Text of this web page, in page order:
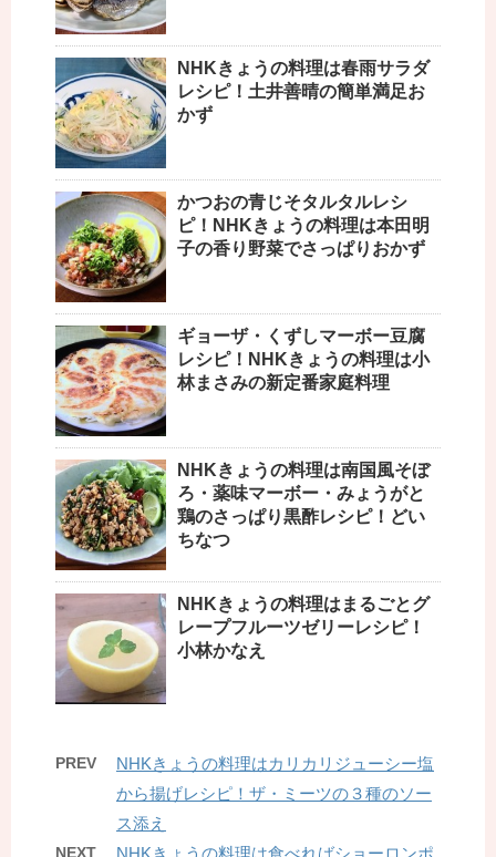
NHKきょうの料理は春雨サラダ
レシピ！土井善晴の簡単満足お
かず
かつおの青じそタルタルレシ
ピ！NHKきょうの料理は本田明
子の香り野菜でさっぱりおかず
ギョーザ・くずしマーボー豆腐
レシピ！NHKきょうの料理は小
林まさみの新定番家庭料理
NHKきょうの料理は南国風そぼ
ろ・薬味マーボー・みょうがと
鶏のさっぱり黒酢レシピ！どい
ちなつ
NHKきょうの料理はまるごとグ
レープフルーツゼリーレシピ！
小林かなえ
PREV
NHKきょうの料理はカリカリジューシー塩
から揚げレシピ！ザ・ミーツの３種のソー
ス添え
NEXT